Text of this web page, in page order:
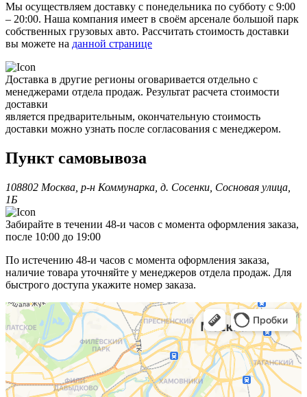
Мы осуществляем доставку с понедельника по субботу с 9:00
– 20:00. Наша компания имеет в своём арсенале большой парк
собственных грузовых авто. Рассчитать стоимость доставки
вы можете на данной странице
Доставка в другие регионы оговаривается отдельно с
менеджерами отдела продаж. Результат расчета стоимости
доставки
является предварительным, окончательную стоимость
доставки можно узнать после согласования с менеджером.
Пункт самовывоза
108802 Москва, р-н Коммунарка, д. Сосенки, Сосновая улица,
1Б
Забирайте в течении 48-и часов с момента оформления заказа,
после 10:00 до 19:00
По истечению 48-и часов с момента оформления заказа,
наличие товара уточняйте у менеджеров отдела продаж. Для
быстрого доступа укажите номер заказа.